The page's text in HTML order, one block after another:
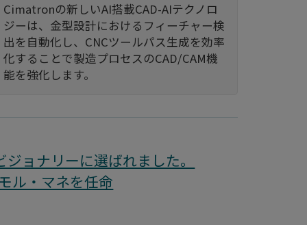
Cimatronの新しいAI搭載CAD-AIテクノロ
ジーは、金型設計におけるフィーチャー検
出を自動化し、CNCツールパス生成を効率
化することで製造プロセスのCAD/CAM機
能を強化します。
ョナリーに選ばれました。
ル・マネを任命